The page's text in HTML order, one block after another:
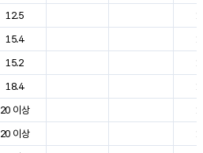
12.5
15.4
15.2
18.4
20 이상
20 이상